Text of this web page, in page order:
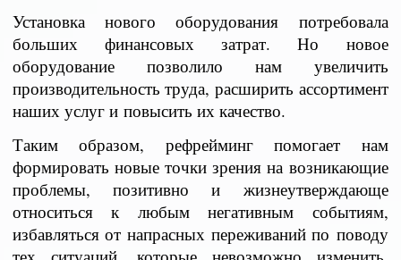
Установка нового оборудования потребовала
больших финансовых затрат. Но новое
оборудование позволило нам увеличить
производительность труда, расширить ассортимент
наших услуг и повысить их качество.
Таким образом, рефрейминг помогает нам
формировать новые точки зрения на возникающие
проблемы, позитивно и жизнеутверждающе
относиться к любым негативным событиям,
избавляться от напрасных переживаний по поводу